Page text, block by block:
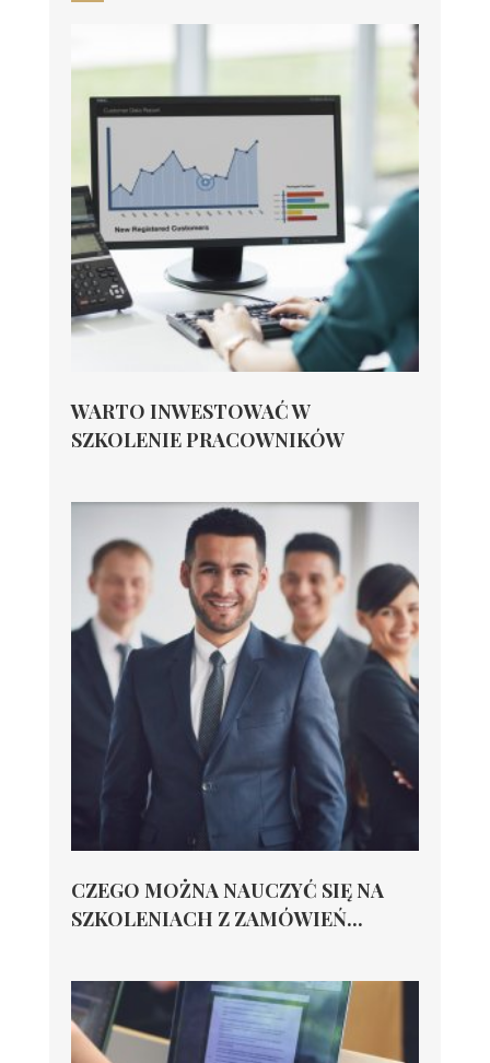
WARTO INWESTOWAĆ W
SZKOLENIE PRACOWNIKÓW
CZEGO MOŻNA NAUCZYĆ SIĘ NA
SZKOLENIACH Z ZAMÓWIEŃ...